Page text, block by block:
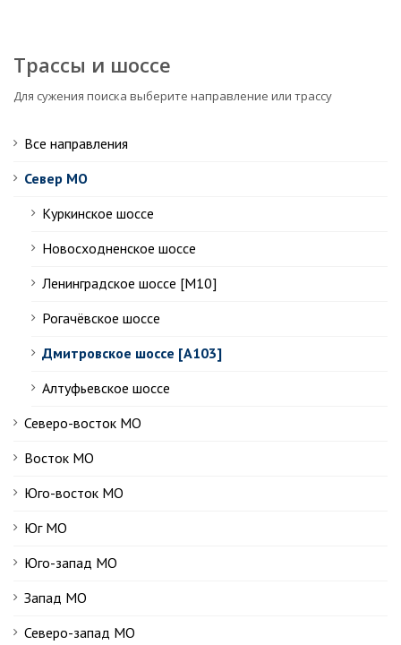
Трассы и шоссе
Для сужения поиска выберите направление или трассу
Все направления
Север МО
Куркинское шоссе
Новосходненское шоссе
Ленинградское шоссе [М10]
Рогачёвское шоссе
Дмитровское шоссе [А103]
Алтуфьевское шоссе
Северо-восток МО
Восток МО
Юго-восток МО
Юг МО
Юго-запад МО
Запад МО
Северо-запад МО